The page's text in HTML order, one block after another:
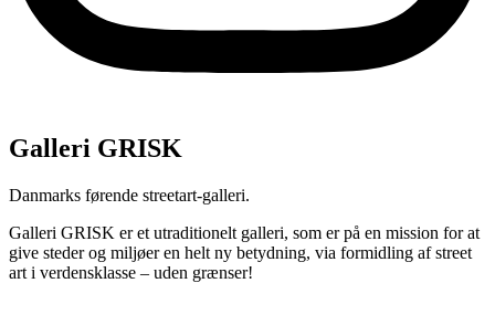
Galleri GRISK
Danmarks førende streetart-galleri.
Galleri GRISK er et utraditionelt galleri, som er på en mission for at
give steder og miljøer en helt ny betydning, via formidling af street
art i verdensklasse – uden grænser!